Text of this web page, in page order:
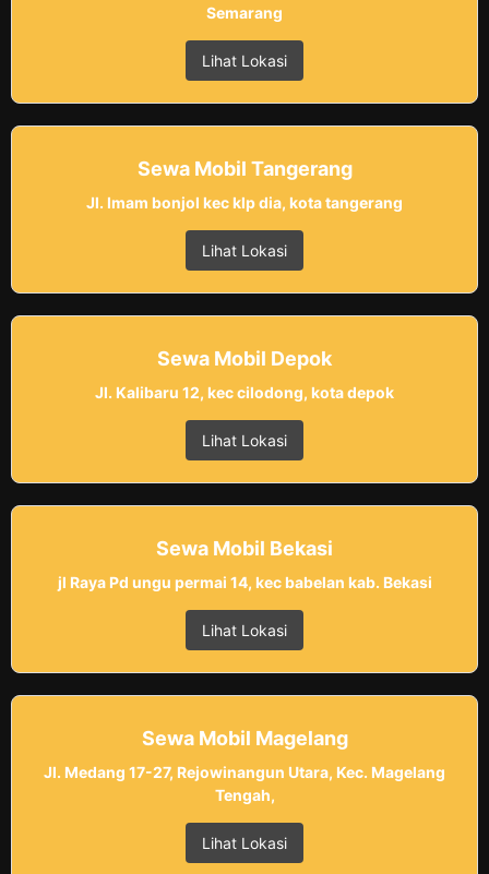
Semarang
Lihat Lokasi
Sewa Mobil Tangerang
Jl. Imam bonjol kec klp dia, kota tangerang
Lihat Lokasi
Sewa Mobil Depok
Jl. Kalibaru 12, kec cilodong, kota depok
Lihat Lokasi
Sewa Mobil Bekasi
jl Raya Pd ungu permai 14, kec babelan kab. Bekasi
Lihat Lokasi
Sewa Mobil Magelang
Jl. Medang 17-27, Rejowinangun Utara, Kec. Magelang
Tengah,
Lihat Lokasi